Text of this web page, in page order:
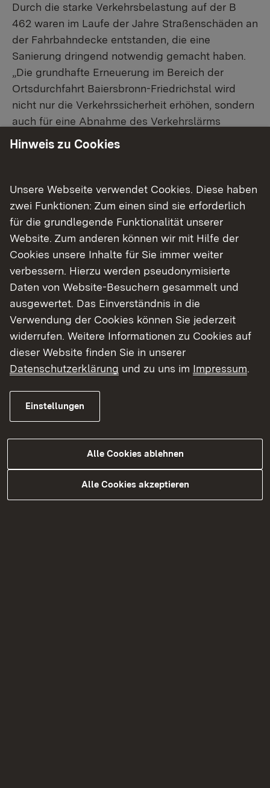
Durch die starke Verkehrsbelastung auf der B
462 waren im Laufe der Jahre Straßenschäden an
der Fahrbahndecke entstanden, die eine
Sanierung dringend notwendig gemacht haben.
„Die grundhafte Erneuerung im Bereich der
Ortsdurchfahrt Baiersbronn-Friedrichstal wird
nicht nur die Verkehrssicherheit erhöhen, sondern
auch für eine Abnahme des Verkehrslärms
sorgen“, so Regierungspräsidentin Sylvia M.
zeigte sich sehr zufrieden: „Die neue
Rampenanlage an der Haltestelle Friedrichstal ist
ein großer Gewinn für die barrierefreie Mobilität in
Baiersbronn – sowohl im Hinblick auf die
Gartenschau als auch darüber hinaus.“
Nachdem Anfang 2023 der erste Bauabschnitt
zwischen dem Bahnübergang Baiersbronn und
dem Bahnübergang Boxenstopp in Friedrichstal
baulich abgeschlossen werden konnte, startete
am 25. Mai 2023 die Fahrbahnsanierung auf der B
462 zwischen Friedrichstal und der Ortseinfahrt
In insgesamt zwei Teilbauabschnitten wurden in
Ortseinfahrt Freudenstadt mit einer Gesamtlänge
von rund 3,2 Kilometern neben der Erneuerung
Straßenentwässerungseinrichtungen saniert
Hinweis zu Cookies
Unsere Webseite verwendet Cookies. Diese haben
zwei Funktionen: Zum einen sind sie erforderlich
für die grundlegende Funktionalität unserer
Website. Zum anderen können wir mit Hilfe der
Cookies unsere Inhalte für Sie immer weiter
verbessern. Hierzu werden pseudonymisierte
Daten von Website-Besuchern gesammelt und
ausgewertet. Das Einverständnis in die
Verwendung der Cookies können Sie jederzeit
widerrufen. Weitere Informationen zu Cookies auf
dieser Website finden Sie in unserer
Datenschutzerklärung und zu uns im Impressum.
Einstellungen
Alle Cookies ablehnen
Alle Cookies akzeptieren